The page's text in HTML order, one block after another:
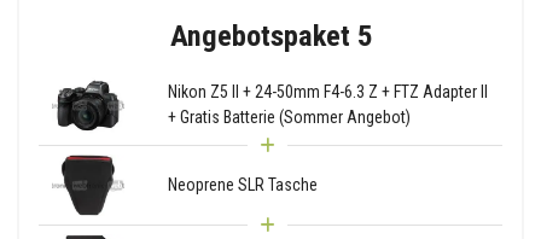
Angebotspaket 5
Nikon Z5 II + 24-50mm F4-6.3 Z + FTZ Adapter II
+ Gratis Batterie (Sommer Angebot)
Neoprene SLR Tasche